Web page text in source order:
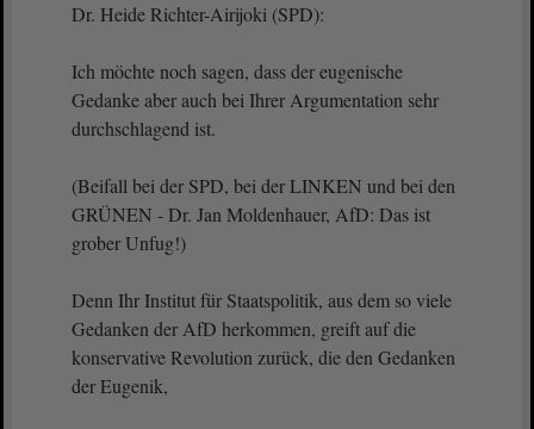
Dr. Heide Richter-Airijoki (SPD):
Ich möchte noch sagen, dass der eugenische
Gedanke aber auch bei Ihrer Argumentation sehr
durchschlagend ist.
(Beifall bei der SPD, bei der LINKEN und bei den
GRÜNEN - Dr. Jan Moldenhauer, AfD: Das ist
grober Unfug!)
Denn Ihr Institut für Staatspolitik, aus dem so viele
Gedanken der AfD herkommen, greift auf die
konservative Revolution zurück, die den Gedanken
der Eugenik,